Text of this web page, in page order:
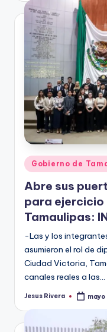
Publicado
en
Gobierno de
Abre sus
para ejercicio
Tamaulipas:
-Las y los
asumieron el rol de
Ciudad Victoria,
canales reales a las…
Publicado
Jesus Rivera mayo